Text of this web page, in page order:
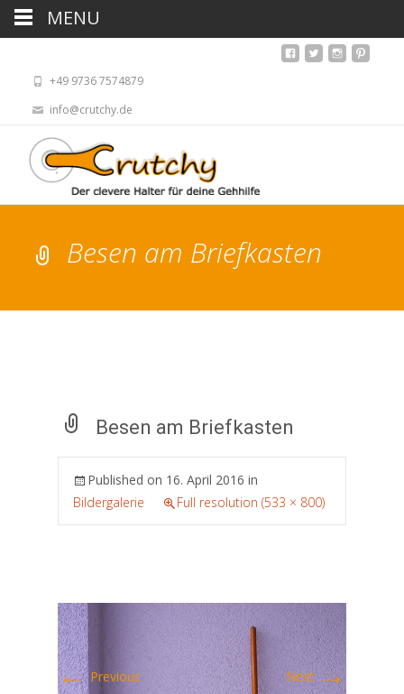
+49 9736 7574879
info@crutchy.de
Besen am Briefkasten
Besen am Briefkasten
Published on 16. April 2016 in
Bildergalerie
Full resolution (533 × 800)
←Previous Next→
MENU